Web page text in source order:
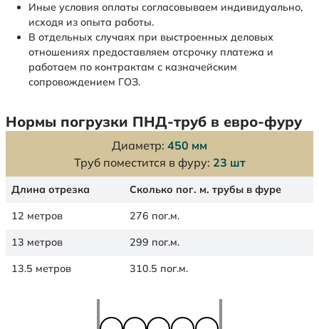
Иные условия оплаты согласовываем индивидуально,
исходя из опыта работы.
В отдельных случаях при выстроенных деловых
отношениях предоставляем отсрочку платежа и
работаем по контрактам с казначейским
сопровождением ГОЗ.
Нормы погрузки ПНД-труб в евро-фуру
Диаметр: 450 мм
Труб поместится в фуру: 23 шт
Длина отрезка Сколько пог. м. трубы в фуре
12 метров 276 пог.м.
13 метров 299 пог.м.
13.5 метров 310.5 пог.м.